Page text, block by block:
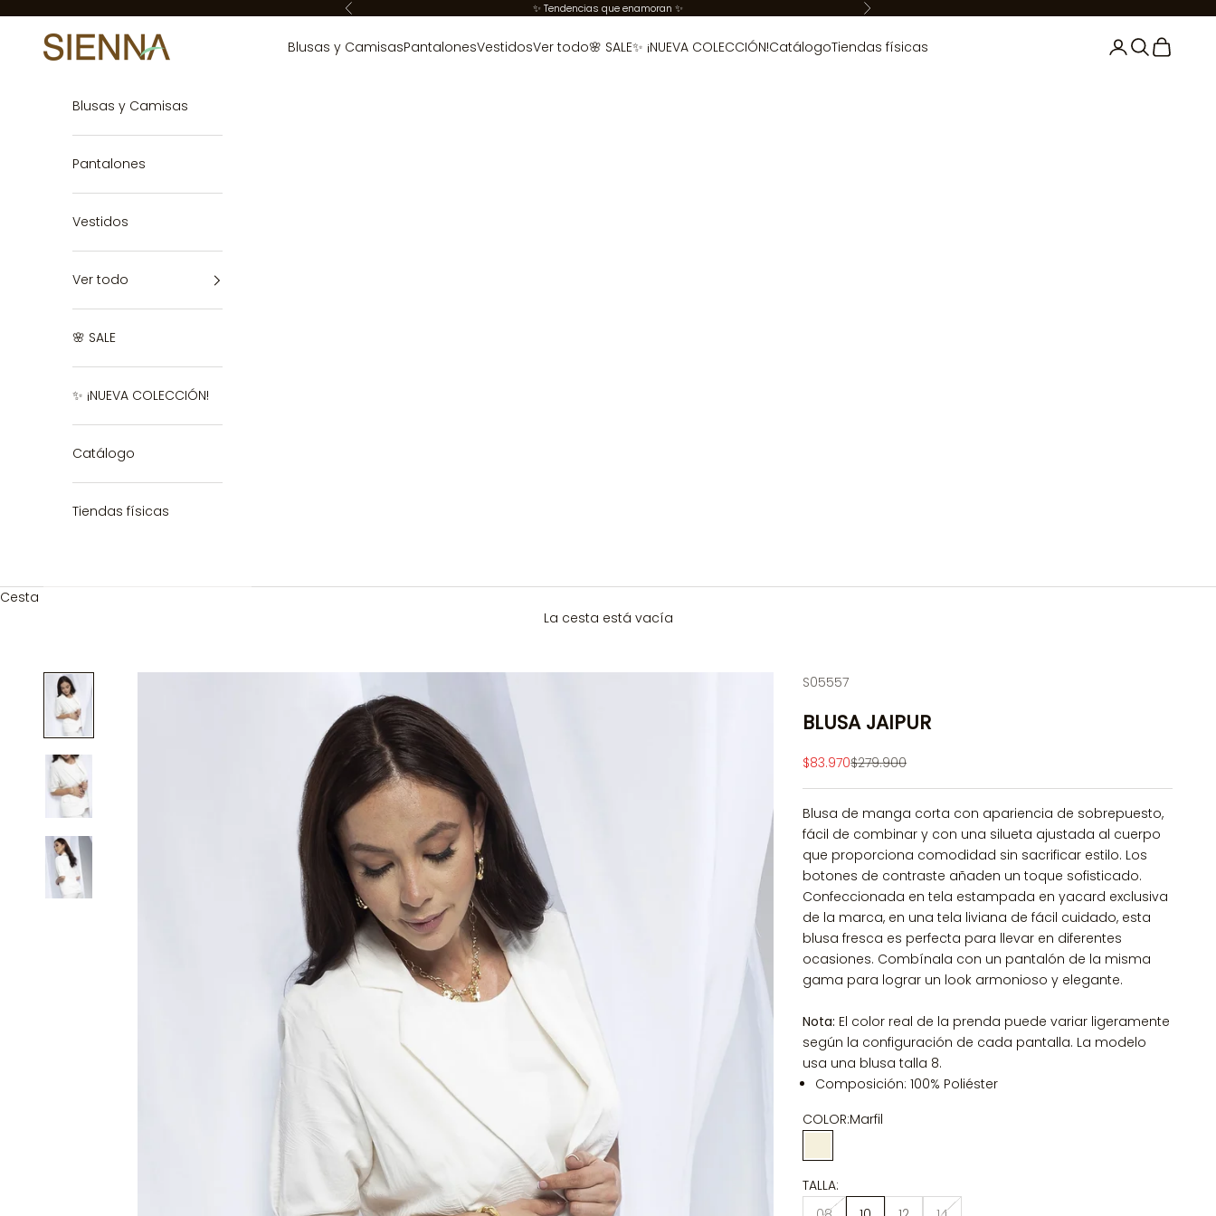
Anterior ✨ Tendencias que enamoran ✨ Siguiente
Sienna Blusas y CamisasPantalonesVestidosVer todo🌸 SALE✨ ¡NUEVA COLECCIÓN!CatálogoTiendas físicas Iniciar sesión
Buscar
Cesta
Blusas y Camisas
Pantalones
Vestidos
Ver todo
🌸 SALE
✨ ¡NUEVA COLECCIÓN!
Catálogo
Tiendas físicas
Cesta
La cesta está vacía
S05557
BLUSA JAIPUR
Precio de oferta
$83.970Precio normal
$279.900
Blusa de manga corta con apariencia de sobrepuesto,
fácil de combinar y con una silueta ajustada al cuerpo
que proporciona comodidad sin sacrificar estilo. Los
botones de contraste añaden un toque sofisticado.
Confeccionada en tela estampada en yacard exclusiva
de la marca, en una tela liviana de fácil cuidado, esta
blusa fresca es perfecta para llevar en diferentes
ocasiones. Combínala con un pantalón de la misma
gama para lograr un look armonioso y elegante.
Nota: El color real de la prenda puede variar ligeramente
según la configuración de cada pantalla. La modelo
usa una blusa talla 8.
Composición: 100% Poliéster
COLOR:Marfil
Marfil
TALLA: